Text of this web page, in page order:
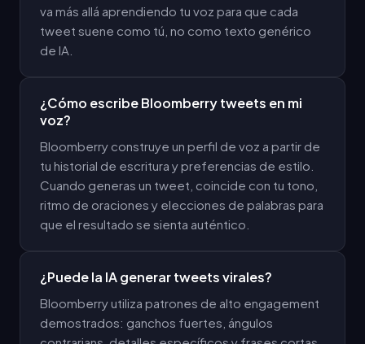
va más allá aprendiendo tu voz para que cada
tweet suene como tú, no como texto genérico
de IA.
¿Cómo escribe Bloomberry tweets en mi
voz?
Bloomberry construye un perfil de voz a partir de
tu historial de escritura y preferencias de estilo.
Cuando generas un tweet, coincide con tu tono,
ritmo de oraciones y elecciones de palabras para
que el resultado se sienta auténtico.
¿Puede la IA generar tweets virales?
Bloomberry utiliza patrones de alto engagement
demostrados: ganchos fuertes, ángulos